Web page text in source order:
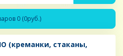
0 (0руб.)
(креманки, стаканы,